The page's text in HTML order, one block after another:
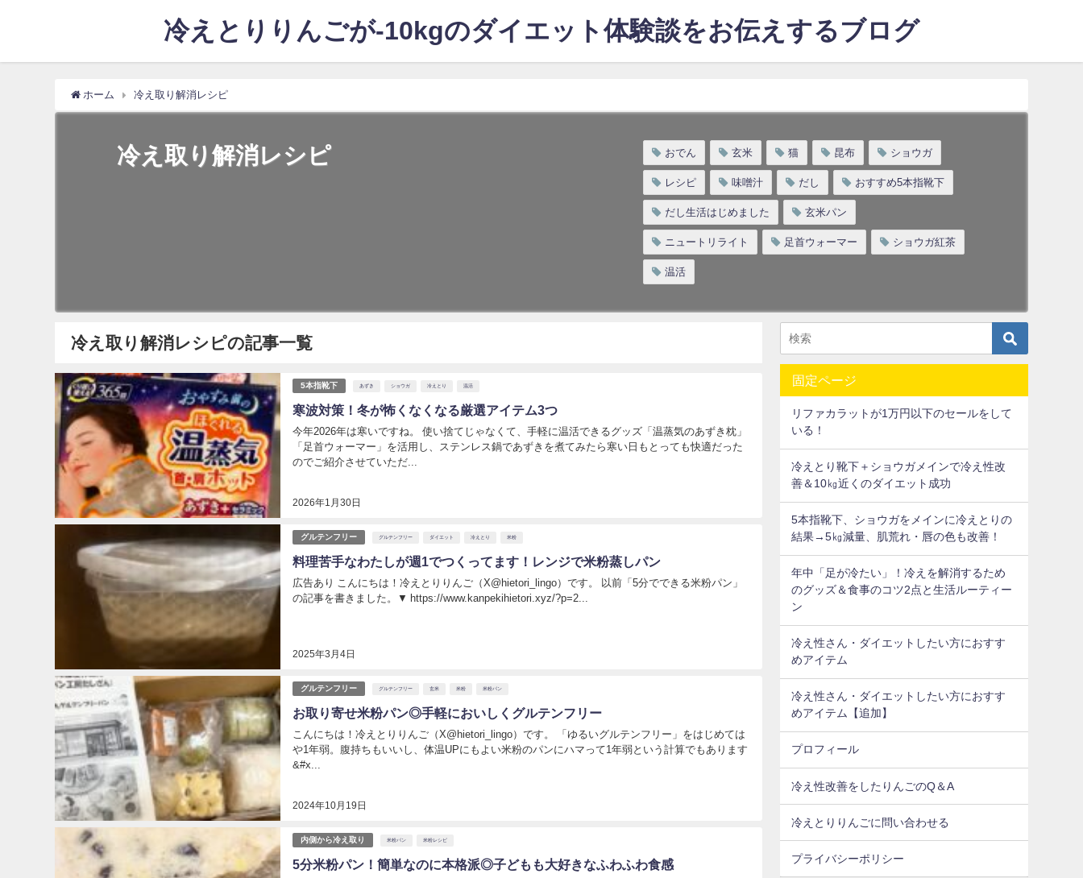
冷えとりりんごが-10kgのダイエット体験談をお伝えするブログ
ホーム 冷え取り解消レシピ
冷え取り解消レシピ おでん 玄米 猫 昆布 ショウガ
レシピ 味噌汁 だし おすすめ5本指靴下
だし生活はじめました 玄米パン
ニュートリライト 足首ウォーマー ショウガ紅茶
温活
冷え取り解消レシピの記事一覧
5本指靴下 あずき ショウガ 冷えとり 温活
寒波対策！冬が怖くなくなる厳選アイテム3つ
2026年1月30日
今年2026年は寒いですね。 使い捨てじゃなくて、手軽に温活できるグッズ「温蒸気のあずき枕」
「足首ウォーマー」を活用し、ステンレス鍋であずきを煮てみたら寒い日もとっても快適だった
のでご紹介させていただ...
グルテンフリー グルテンフリー ダイエット 冷えとり 米粉
料理苦手なわたしが週1でつくってます！レンジで米粉蒸しパン
2025年3月4日
広告あり こんにちは！冷えとりりんご（X@hietori_lingo）です。 以前「5分でできる米粉パン」
の記事を書きました。▼ https://www.kanpekihietori.xyz/?p=2...
グルテンフリー グルテンフリー 玄米 米粉 米粉パン
お取り寄せ米粉パン◎手軽においしくグルテンフリー
2024年10月19日
こんにちは！冷えとりりんご（X@hietori_lingo）です。 「ゆるいグルテンフリー」をはじめては
や1年弱。腹持ちもいいし、体温UPにもよい米粉のパンにハマって1年弱という計算でもあります
&#x...
内側から冷え取り 米粉パン 米粉レシピ
5分米粉パン！簡単なのに本格派◎子どもも大好きなふわふわ食感
固定ページ
リファカラットが1万円以下のセールをして
いる！
冷えとり靴下＋ショウガメインで冷え性改
善＆10㎏近くのダイエット成功
5本指靴下、ショウガをメインに冷えとりの
結果→5㎏減量、肌荒れ・唇の色も改善！
年中「足が冷たい」！冷えを解消するため
のグッズ＆食事のコツ2点と生活ルーティー
ン
冷え性さん・ダイエットしたい方におすす
めアイテム
冷え性さん・ダイエットしたい方におすす
めアイテム【追加】
プロフィール
冷え性改善をしたりんごのQ＆A
冷えとりりんごに問い合わせる
プライバシーポリシー